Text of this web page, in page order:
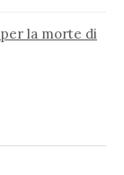
per la morte di